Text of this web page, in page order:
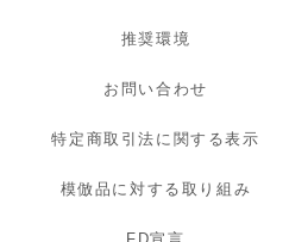
推奨環境
お問い合わせ
特定商取引法に関する表示
模倣品に対する取り組み